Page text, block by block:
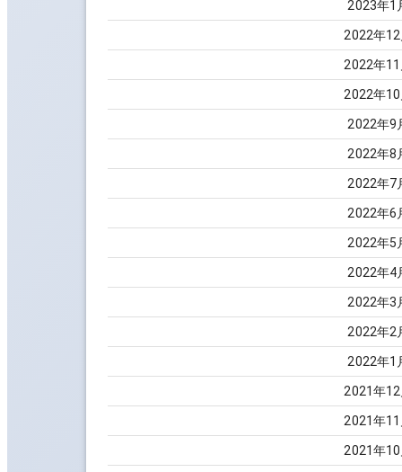
2023年1
2022年12
2022年11
2022年10
2022年9
2022年8
2022年7
2022年6
2022年5
2022年4
2022年3
2022年2
2022年1
2021年12
2021年11
2021年10